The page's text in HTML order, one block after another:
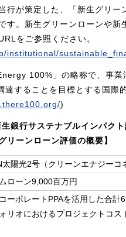
行が策定した、「新生グリー
す。新生グリーンローンや新
をご参照ください。
institutional/
100%」の略称で、事業
することを目標とする国際
)
生銀行サステナブルインパク
リーンローン評価の概要】
陽光2号（クリーンエナジーコ
ローン9,000百万円
ーポレートPPAを活用した合計
リオにおけるプロジェクトコス